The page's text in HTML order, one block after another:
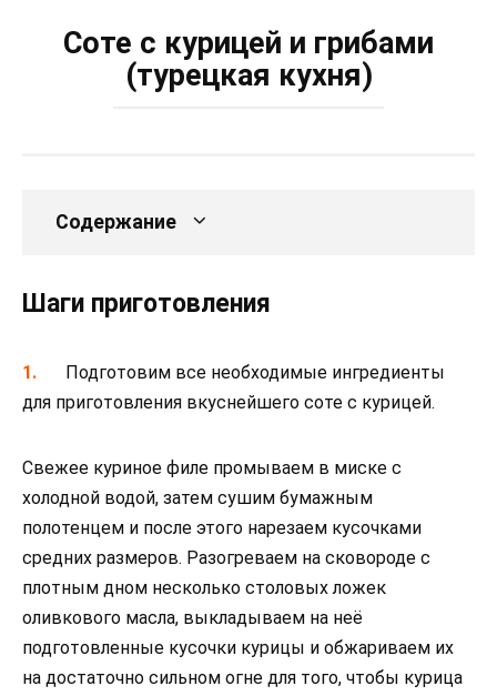
Соте с курицей и грибами
(турецкая кухня)
Содержание
Шаги приготовления
Подготовим все необходимые ингредиенты
для приготовления вкуснейшего соте с курицей.
Свежее куриное филе промываем в миске с
холодной водой, затем сушим бумажным
полотенцем и после этого нарезаем кусочками
средних размеров. Разогреваем на сковороде с
плотным дном несколько столовых ложек
оливкового масла, выкладываем на неё
подготовленные кусочки курицы и обжариваем их
на достаточно сильном огне для того, чтобы курица